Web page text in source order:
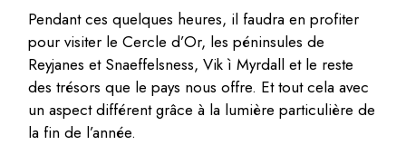
Pendant ces quelques heures, il faudra en profiter
pour visiter le Cercle d’Or, les péninsules de
Reyjanes et Snaeffelsness, Vik ì Myrdall et le reste
des trésors que le pays nous offre. Et tout cela avec
un aspect différent grâce à la lumière particulière de
la fin de l’année.